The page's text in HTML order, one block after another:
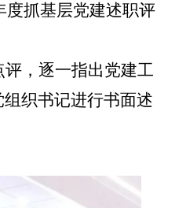
度抓基层党建述职评
，逐一指出党建工
织书记进行书面述